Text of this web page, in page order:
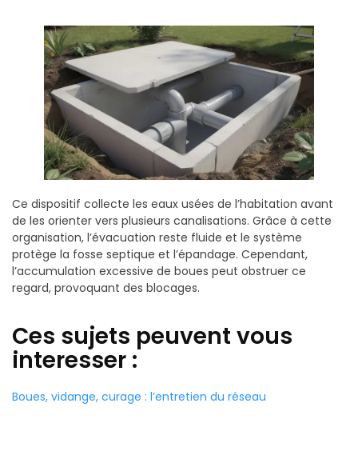
Ce dispositif collecte les eaux usées de l’habitation avant
de les orienter vers plusieurs canalisations. Grâce à cette
organisation, l’évacuation reste fluide et le système
protège la fosse septique et l’épandage. Cependant,
l’accumulation excessive de boues peut obstruer ce
regard, provoquant des blocages.
Ces sujets peuvent vous
interesser :
Boues, vidange, curage : l’entretien du réseau